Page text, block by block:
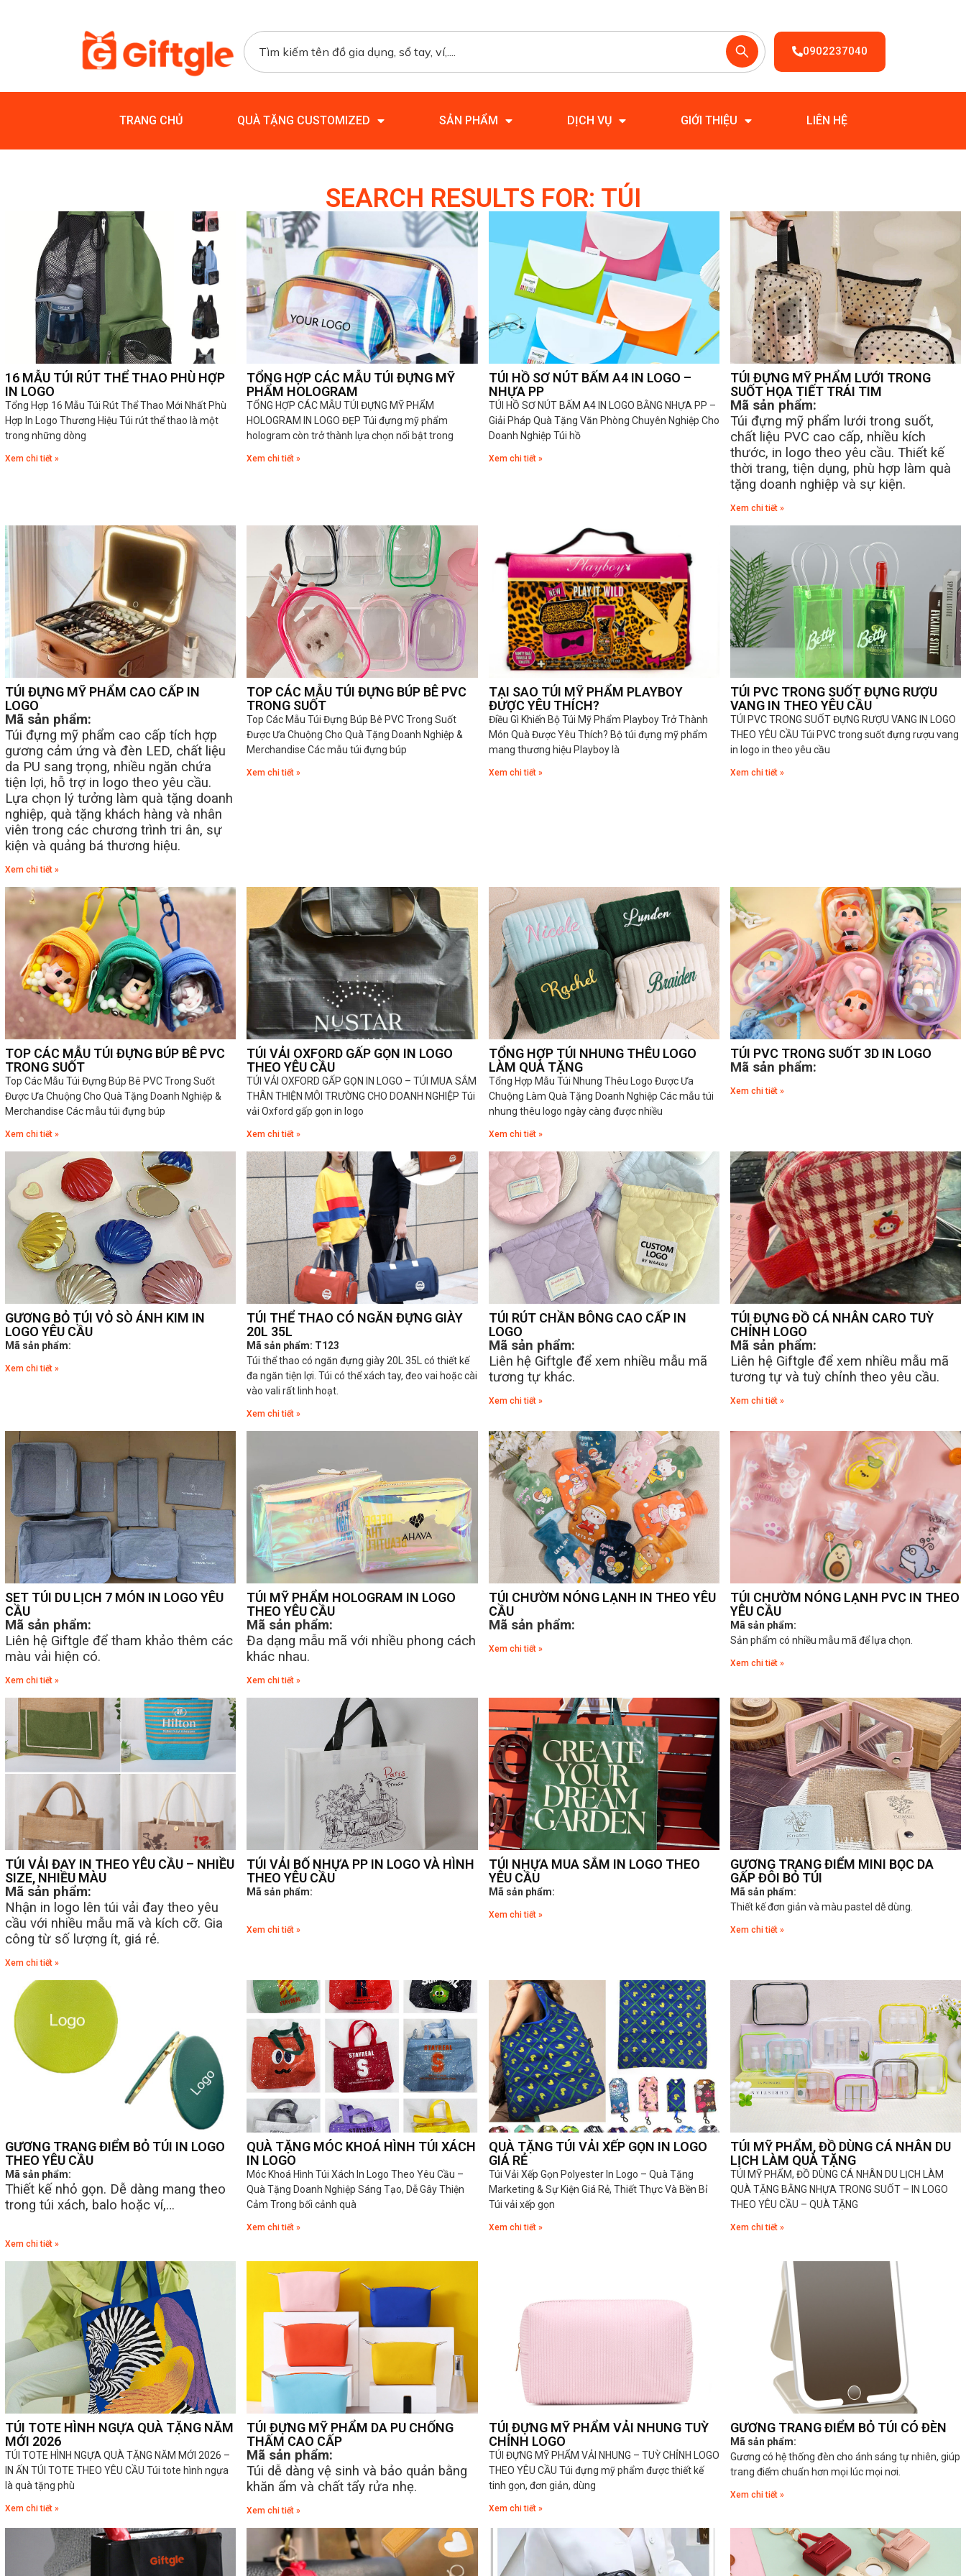
0902237040
TRANG CHỦ QUÀ TẶNG CUSTOMIZED SẢN PHẨM DỊCH VỤ GIỚI THIỆU LIÊN HỆ
SEARCH RESULTS FOR: TÚI
16 MẪU TÚI RÚT THỂ THAO PHÙ HỢP
IN LOGO
Tổng Hợp 16 Mẫu Túi Rút Thể Thao Mới Nhất Phù
Hợp In Logo Thương Hiệu Túi rút thể thao là một
trong những dòng
Xem chi tiết »
TỔNG HỢP CÁC MẪU TÚI ĐỰNG MỸ
PHẨM HOLOGRAM
TỔNG HỢP CÁC MẪU TÚI ĐỰNG MỸ PHẨM
HOLOGRAM IN LOGO ĐẸP Túi đựng mỹ phẩm
hologram còn trở thành lựa chọn nổi bật trong
Xem chi tiết »
TÚI HỒ SƠ NÚT BẤM A4 IN LOGO –
NHỰA PP
TÚI HỒ SƠ NÚT BẤM A4 IN LOGO BẰNG NHỰA PP –
Giải Pháp Quà Tặng Văn Phòng Chuyên Nghiệp Cho
Doanh Nghiệp Túi hồ
Xem chi tiết »
TÚI ĐỰNG MỸ PHẨM LƯỚI TRONG
SUỐT HỌA TIẾT TRÁI TIM
Mã sản phẩm:
Túi đựng mỹ phẩm lưới trong suốt,
chất liệu PVC cao cấp, nhiều kích
thước, in logo theo yêu cầu. Thiết kế
thời trang, tiện dụng, phù hợp làm quà
tặng doanh nghiệp và sự kiện.
Xem chi tiết »
TÚI ĐỰNG MỸ PHẨM CAO CẤP IN
LOGO
Mã sản phẩm:
Túi đựng mỹ phẩm cao cấp tích hợp
gương cảm ứng và đèn LED, chất liệu
da PU sang trọng, nhiều ngăn chứa
tiện lợi, hỗ trợ in logo theo yêu cầu.
Lựa chọn lý tưởng làm quà tặng doanh
nghiệp, quà tặng khách hàng và nhân
viên trong các chương trình tri ân, sự
kiện và quảng bá thương hiệu.
Xem chi tiết »
TOP CÁC MẪU TÚI ĐỰNG BÚP BÊ PVC
TRONG SUỐT
Top Các Mẫu Túi Đựng Búp Bê PVC Trong Suốt
Được Ưa Chuộng Cho Quà Tặng Doanh Nghiệp &
Merchandise Các mẫu túi đựng búp
Xem chi tiết »
TẠI SAO TÚI MỸ PHẨM PLAYBOY
ĐƯỢC YÊU THÍCH?
Điều Gì Khiến Bộ Túi Mỹ Phẩm Playboy Trở Thành
Món Quà Được Yêu Thích? Bộ túi đựng mỹ phẩm
mang thương hiệu Playboy là
Xem chi tiết »
TÚI PVC TRONG SUỐT ĐỰNG RƯỢU
VANG IN THEO YÊU CẦU
TÚI PVC TRONG SUỐT ĐỰNG RƯỢU VANG IN LOGO
THEO YÊU CẦU Túi PVC trong suốt đựng rượu vang
in logo in theo yêu cầu
Xem chi tiết »
TOP CÁC MẪU TÚI ĐỰNG BÚP BÊ PVC
TRONG SUỐT
Top Các Mẫu Túi Đựng Búp Bê PVC Trong Suốt
Được Ưa Chuộng Cho Quà Tặng Doanh Nghiệp &
Merchandise Các mẫu túi đựng búp
Xem chi tiết »
TÚI VẢI OXFORD GẤP GỌN IN LOGO
THEO YÊU CẦU
TÚI VẢI OXFORD GẤP GỌN IN LOGO – TÚI MUA SẮM
THÂN THIỆN MÔI TRƯỜNG CHO DOANH NGHIỆP Túi
vải Oxford gấp gọn in logo
Xem chi tiết »
TỔNG HỢP TÚI NHUNG THÊU LOGO
LÀM QUÀ TẶNG
Tổng Hợp Mẫu Túi Nhung Thêu Logo Được Ưa
Chuộng Làm Quà Tặng Doanh Nghiệp Các mẫu túi
nhung thêu logo ngày càng được nhiều
Xem chi tiết »
TÚI PVC TRONG SUỐT 3D IN LOGO
Mã sản phẩm:
Xem chi tiết »
GƯƠNG BỎ TÚI VỎ SÒ ÁNH KIM IN
LOGO YÊU CẦU
Mã sản phẩm:
Xem chi tiết »
TÚI THỂ THAO CÓ NGĂN ĐỰNG GIÀY
20L 35L
Mã sản phẩm: T123
Túi thể thao có ngăn đựng giày 20L 35L có thiết kế
đa ngăn tiện lợi. Túi có thể xách tay, đeo vai hoặc cài
vào vali rất linh hoạt.
Xem chi tiết »
TÚI RÚT CHẦN BÔNG CAO CẤP IN
LOGO
Mã sản phẩm:
Liên hệ Giftgle để xem nhiều mẫu mã
tương tự khác.
Xem chi tiết »
TÚI ĐỰNG ĐỒ CÁ NHÂN CARO TUỲ
CHỈNH LOGO
Mã sản phẩm:
Liên hệ Giftgle để xem nhiều mẫu mã
tương tự và tuỳ chỉnh theo yêu cầu.
Xem chi tiết »
SET TÚI DU LỊCH 7 MÓN IN LOGO YÊU
CẦU
Mã sản phẩm:
Liên hệ Giftgle để tham khảo thêm các
màu vải hiện có.
Xem chi tiết »
TÚI MỸ PHẨM HOLOGRAM IN LOGO
THEO YÊU CẦU
Mã sản phẩm:
Đa dạng mẫu mã với nhiều phong cách
khác nhau.
Xem chi tiết »
TÚI CHƯỜM NÓNG LẠNH IN THEO YÊU
CẦU
Mã sản phẩm:
Xem chi tiết »
TÚI CHƯỜM NÓNG LẠNH PVC IN THEO
YÊU CẦU
Mã sản phẩm:
Sản phẩm có nhiều mẫu mã để lựa chọn.
Xem chi tiết »
TÚI VẢI ĐAY IN THEO YÊU CẦU – NHIỀU
SIZE, NHIỀU MÀU
Mã sản phẩm:
Nhận in logo lên túi vải đay theo yêu
cầu với nhiều mẫu mã và kích cỡ. Gia
công từ số lượng ít, giá rẻ.
Xem chi tiết »
TÚI VẢI BỐ NHỰA PP IN LOGO VÀ HÌNH
THEO YÊU CẦU
Mã sản phẩm:
Xem chi tiết »
TÚI NHỰA MUA SẮM IN LOGO THEO
YÊU CẦU
Mã sản phẩm:
Xem chi tiết »
GƯƠNG TRANG ĐIỂM MINI BỌC DA
GẤP ĐÔI BỎ TÚI
Mã sản phẩm:
Thiết kế đơn giản và màu pastel dễ dùng.
Xem chi tiết »
GƯƠNG TRANG ĐIỂM BỎ TÚI IN LOGO
THEO YÊU CẦU
Mã sản phẩm:
Thiết kế nhỏ gọn. Dễ dàng mang theo
trong túi xách, balo hoặc ví,…
Xem chi tiết »
QUÀ TẶNG MÓC KHOÁ HÌNH TÚI XÁCH
IN LOGO
Móc Khoá Hình Túi Xách In Logo Theo Yêu Cầu –
Quà Tặng Doanh Nghiệp Sáng Tạo, Dễ Gây Thiện
Cảm Trong bối cảnh quà
Xem chi tiết »
QUÀ TẶNG TÚI VẢI XẾP GỌN IN LOGO
GIÁ RẺ
Túi Vải Xếp Gọn Polyester In Logo – Quà Tặng
Marketing & Sự Kiện Giá Rẻ, Thiết Thực Và Bền Bỉ
Túi vải xếp gọn
Xem chi tiết »
TÚI MỸ PHẨM, ĐỒ DÙNG CÁ NHÂN DU
LỊCH LÀM QUÀ TẶNG
TÚI MỸ PHẨM, ĐỒ DÙNG CÁ NHÂN DU LỊCH LÀM
QUÀ TẶNG BẰNG NHỰA TRONG SUỐT – IN LOGO
THEO YÊU CẦU – QUÀ TẶNG
Xem chi tiết »
TÚI TOTE HÌNH NGỰA QUÀ TẶNG NĂM
MỚI 2026
TÚI TOTE HÌNH NGỰA QUÀ TẶNG NĂM MỚI 2026 –
IN ẤN TÚI TOTE THEO YÊU CẦU Túi tote hình ngựa
là quà tặng phù
Xem chi tiết »
TÚI ĐỰNG MỸ PHẨM DA PU CHỐNG
THẤM CAO CẤP
Mã sản phẩm:
Túi dễ dàng vệ sinh và bảo quản bằng
khăn ẩm và chất tẩy rửa nhẹ.
Xem chi tiết »
TÚI ĐỰNG MỸ PHẨM VẢI NHUNG TUỲ
CHỈNH LOGO
TÚI ĐỰNG MỸ PHẨM VẢI NHUNG – TUỲ CHỈNH LOGO
THEO YÊU CẦU Túi đựng mỹ phẩm được thiết kế
tinh gọn, đơn giản, dùng
Xem chi tiết »
GƯƠNG TRANG ĐIỂM BỎ TÚI CÓ ĐÈN
Mã sản phẩm:
Gương có hệ thống đèn cho ánh sáng tự nhiên, giúp
trang điểm chuẩn hơn mọi lúc mọi nơi.
Xem chi tiết »